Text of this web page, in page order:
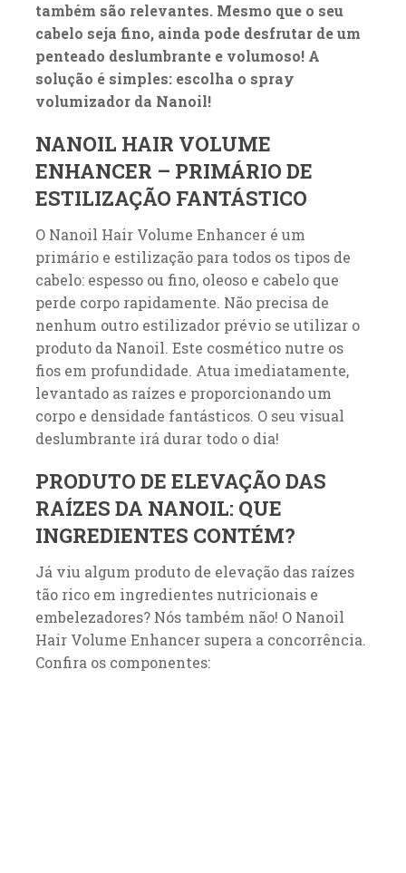
também são relevantes. Mesmo que o seu
cabelo seja fino, ainda pode desfrutar de um
penteado deslumbrante e volumoso! A
solução é simples: escolha o spray
volumizador da Nanoil!
NANOIL HAIR VOLUME
ENHANCER – PRIMÁRIO DE
ESTILIZAÇÃO FANTÁSTICO
O Nanoil Hair Volume Enhancer é um
primário e estilização para todos os tipos de
cabelo: espesso ou fino, oleoso e cabelo que
perde corpo rapidamente. Não precisa de
nenhum outro estilizador prévio se utilizar o
produto da Nanoil. Este cosmético nutre os
fios em profundidade. Atua imediatamente,
levantado as raízes e proporcionando um
corpo e densidade fantásticos. O seu visual
deslumbrante irá durar todo o dia!
PRODUTO DE ELEVAÇÃO DAS
RAÍZES DA NANOIL: QUE
INGREDIENTES CONTÉM?
Já viu algum produto de elevação das raízes
tão rico em ingredientes nutricionais e
embelezadores? Nós também não! O Nanoil
Hair Volume Enhancer supera a concorrência.
Confira os componentes: